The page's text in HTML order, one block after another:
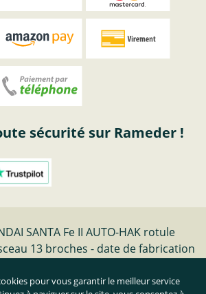
sécurité sur Rameder !
SANTA Fe II AUTO-HAK rotule
13 broches - date de fabrication
pour vous garantir le meilleur service